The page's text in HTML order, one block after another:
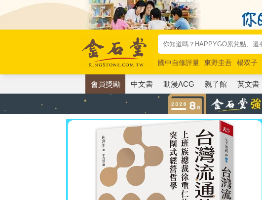
國中自修評量 東野圭吾 楊双子
唯紅花綻放
奧德賽 路邊攤新作
會員獎勵 中文書 動漫ACG 親子館 英文書